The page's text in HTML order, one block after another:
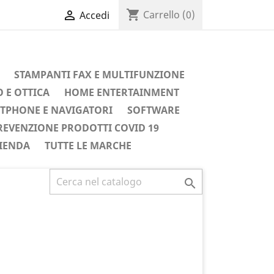
 Accedi shopping_cart Carrello (0)
STAMPANTI FAX E MULTIFUNZIONE
E OTTICA
HOME ENTERTAINMENT
E NAVIGATORI
SOFTWARE
PRODOTTI COVID 19
TUTTE LE MARCHE

Successivo